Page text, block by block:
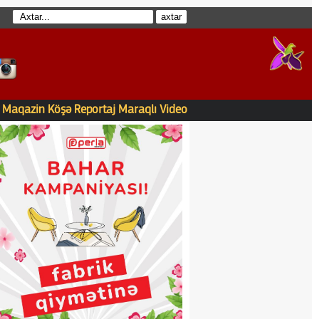
Maqazin Köşə Reportaj Maraqlı Video